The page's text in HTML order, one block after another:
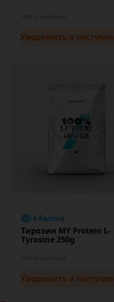
Уведомить о
0 баллов
Тирозин MY Protein L-
Tyrosine 250g
Уведомить о